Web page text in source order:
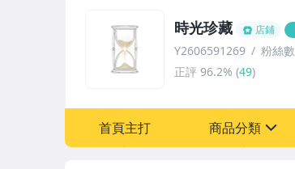
時光珍藏 店鋪
Y2606591269 粉絲數
正評 96.2% (49)
首頁主打 商品分類